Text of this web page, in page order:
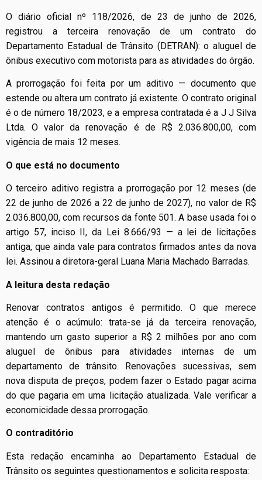
O diário oficial nº 118/2026, de 23 de junho de 2026,
registrou a terceira renovação de um contrato do
Departamento Estadual de Trânsito (DETRAN): o aluguel de
ônibus executivo com motorista para as atividades do órgão.
A prorrogação foi feita por um aditivo — documento que
estende ou altera um contrato já existente. O contrato original
é o de número 18/2023, e a empresa contratada é a J J Silva
Ltda. O valor da renovação é de R$ 2.036.800,00, com
vigência de mais 12 meses.
O que está no documento
O terceiro aditivo registra a prorrogação por 12 meses (de
22 de junho de 2026 a 22 de junho de 2027), no valor de R$
2.036.800,00, com recursos da fonte 501. A base usada foi o
artigo 57, inciso II, da Lei 8.666/93 — a lei de licitações
antiga, que ainda vale para contratos firmados antes da nova
lei. Assinou a diretora-geral Luana Maria Machado Barradas.
A leitura desta redação
Renovar contratos antigos é permitido. O que merece
atenção é o acúmulo: trata-se já da terceira renovação,
mantendo um gasto superior a R$ 2 milhões por ano com
aluguel de ônibus para atividades internas de um
departamento de trânsito. Renovações sucessivas, sem
nova disputa de preços, podem fazer o Estado pagar acima
do que pagaria em uma licitação atualizada. Vale verificar a
economicidade dessa prorrogação.
O contraditório
Esta redação encaminha ao Departamento Estadual de
Trânsito os seguintes questionamentos e solicita resposta: